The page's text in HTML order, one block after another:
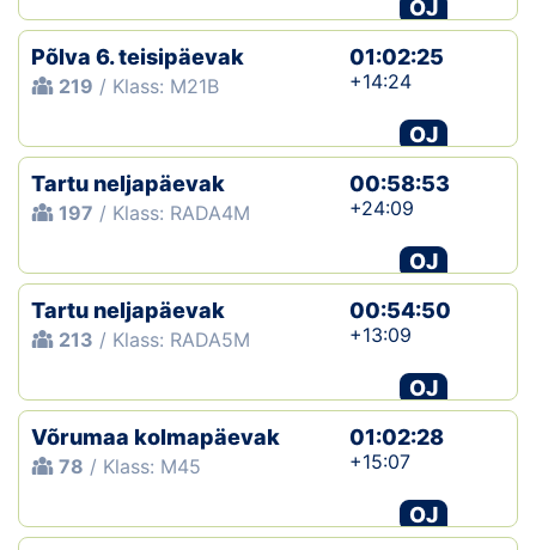
OJ
Põlva 6. teisipäevak
219 / Klass: M21B
01:02:25
+14:24
OJ
Tartu neljapäevak
197 / Klass: RADA4M
00:58:53
+24:09
OJ
Tartu neljapäevak
213 / Klass: RADA5M
00:54:50
+13:09
OJ
Võrumaa kolmapäevak
78 / Klass: M45
01:02:28
+15:07
OJ